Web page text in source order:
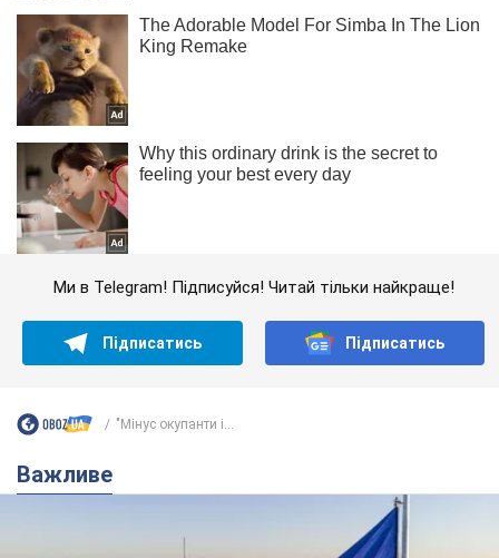
Ми в Telegram! Підписуйся! Читай тільки найкраще!
Підписатись Підписатись
"Мінус окупанти і...
Важливе